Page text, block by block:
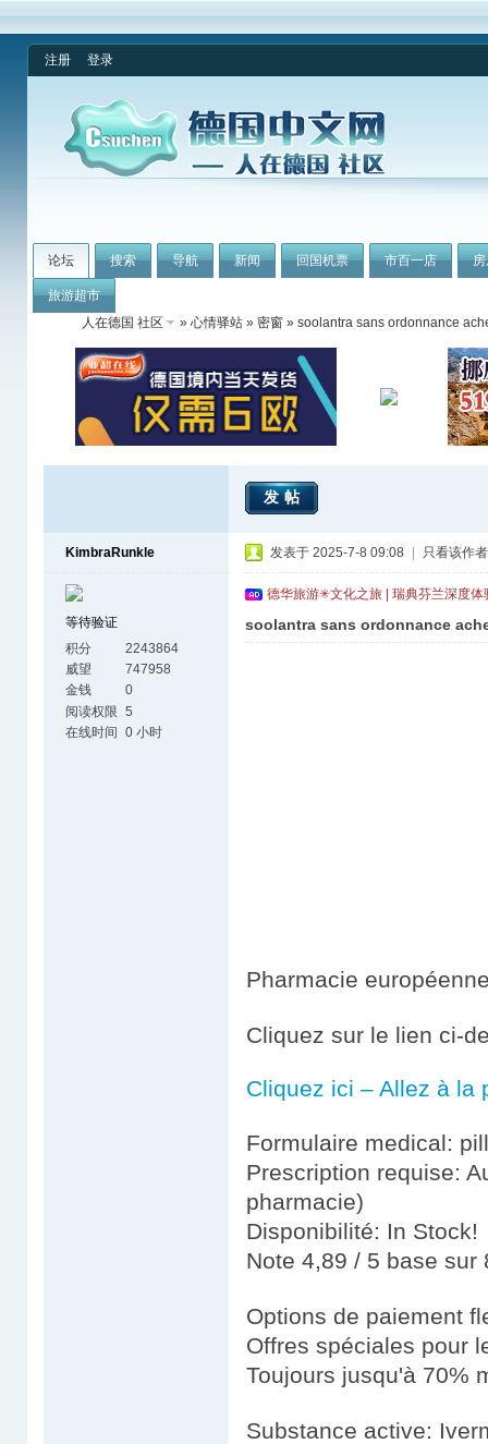
注册 登录
论坛 搜索 导航 新闻 回国机票 市百一店
旅游超市
人在德国 社区
» 心情驿站 » 密窗 » soolantra sans ordonnance
发帖
KimbraRunkle
等待验证
积分
2243864
威望
747958
金钱
0
阅读权限 5
在线时间 0 小时
发表于 2025-7-8 09:08 只看该作者
德华旅游✳文化之旅 | 瑞典芬兰深度
soolantra sans ordonnance
Pharmacie
Cliquez sur le lien ci-
Cliquez ici – Allez à la
Formulaire medical: pill
Prescription requise:
pharmacie)
Disponibilité: In Stock!
Note 4,89 / 5 base sur
Options de paiement
Offres spéciales pour
Toujours jusqu'à 70%
Substance active: